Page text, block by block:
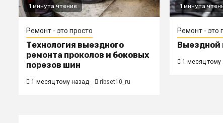
1 минута чтение
Ремонт - это просто
Технология выездного
ремонта проколов и боковых
порезов шин
1 месяц тому назад ribset10_ru
1 минута
Ремонт - это
1 месяц тому